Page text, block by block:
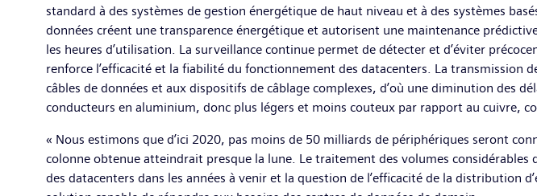
standard à des systèmes de gestion énergétique de haut niveau et à des systèmes
données créent une transparence énergétique et autorisent une maintenance
les heures d’utilisation. La surveillance continue permet de détecter et d’éviter
renforce l’efficacité et la fiabilité du fonctionnement des datacenters. La transmission
câbles de données et aux dispositifs de câblage complexes, d’où une diminution des
conducteurs en aluminium, donc plus légers et moins couteux par rapport au cuivre,
« Nous estimons que d’ici 2020, pas moins de 50 milliards de périphériques seront
colonne obtenue atteindrait presque la lune. Le traitement des volumes
des datacenters dans les années à venir et la question de l’efficacité de la distribution